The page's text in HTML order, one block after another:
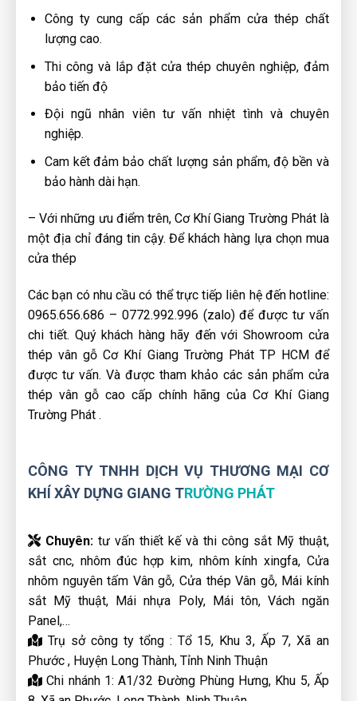
Công ty cung cấp các sản phẩm cửa thép chất
lượng cao.
Thi công và lắp đặt cửa thép chuyên nghiệp, đảm
bảo tiến độ
Đội ngũ nhân viên tư vấn nhiệt tình và chuyên
nghiệp.
Cam kết đảm bảo chất lượng sản phẩm, độ bền và
bảo hành dài hạn.
– Với những ưu điểm trên, Cơ Khí Giang Trường Phát là
một địa chỉ đáng tin cậy. Để khách hàng lựa chọn mua
cửa thép
Các bạn có nhu cầu có thể trực tiếp liên hệ đến hotline:
0965.656.686 – 0772.992.996 (zalo) để được tư vấn
chi tiết. Quý khách hàng hãy đến với Showroom cửa
thép vân gỗ Cơ Khí Giang Trường Phát TP HCM để
được tư vấn. Và được tham khảo các sản phẩm cửa
thép vân gỗ cao cấp chính hãng của Cơ Khí Giang
Trường Phát .
CÔNG TY TNHH DỊCH VỤ THƯƠNG MẠI CƠ
KHÍ XÂY DỰNG GIANG TRƯỜNG PHÁT
Chuyên: tư vấn thiết kế và thi công sắt Mỹ thuật,
sắt cnc, nhôm đúc hợp kim, nhôm kính xingfa, Cửa
nhôm nguyên tấm Vân gỗ, Cửa thép Vân gỗ, Mái kính
sắt Mỹ thuật, Mái nhựa Poly, Mái tôn, Vách ngăn
Panel,…
Trụ sở công ty tổng : Tổ 15, Khu 3, Ấp 7, Xã an
Phước , Huyện Long Thành, Tỉnh Ninh Thuận
Chi nhánh 1: A1/32 Đường Phùng Hưng, Khu 5, Ấp